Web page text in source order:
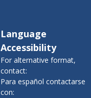
Language
Accessibility
For alternative format,
contact:
Para español contactarse
con: